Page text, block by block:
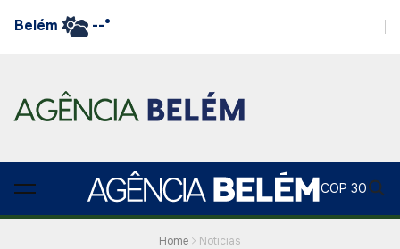
Belém --°
COP 30
Home Noticias